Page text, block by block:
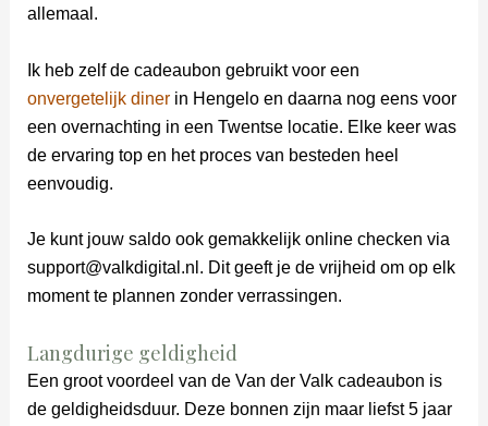
allemaal.
Ik heb zelf de cadeaubon gebruikt voor een
onvergetelijk dinerin Hengelo en daarna nog eens voor
een overnachting in een Twentse locatie. Elke keer was
de ervaring top en het proces van besteden heel
eenvoudig.
Je kunt jouw saldo ook gemakkelijk online checken via
support@valkdigital.nl. Dit geeft je de vrijheid om op elk
moment te plannen zonder verrassingen.
Langdurige geldigheid
Een groot voordeel van de Van der Valk cadeaubon is
de geldigheidsduur. Deze bonnen zijn maar liefst 5 jaar